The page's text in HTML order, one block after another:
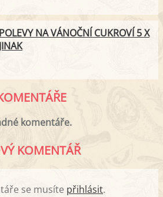
POLEVY NA VÁNOČNÍ CUKROVÍ 5 X
JINAK
komentáře.
KOMENTÁŘ
se musíte přihlásit.